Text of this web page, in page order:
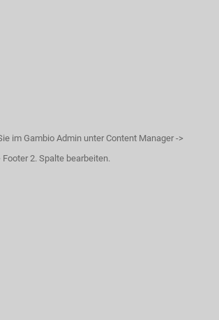
im Gambio Admin unter Content Manager ->
Footer 2. Spalte bearbeiten.